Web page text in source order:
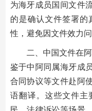
为海牙成员国间文件
的是确认文件签署的
性，避免因文件效力
二、中国文件在
鉴于中阿同属海牙成
合同协议等文件赴阿
语翻译。这些文件主